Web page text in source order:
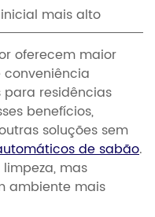
inicial mais alto
oferecem maior
residências
benefícios,
soluções sem
de sabão.
mas
ambiente mais